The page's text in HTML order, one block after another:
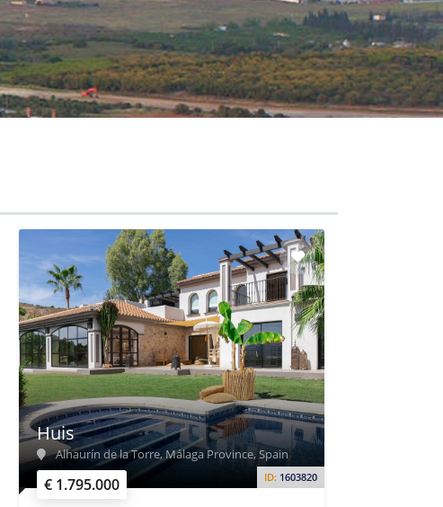
€ 1.795.000 ID: 1603820
Huis
Alhaurín de la Torre, Málaga Province, Spain